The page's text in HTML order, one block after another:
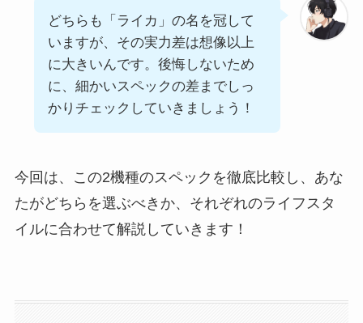
どちらも「ライカ」の名を冠して
いますが、その実力差は想像以上
に大きいんです。後悔しないため
に、細かいスペックの差までしっ
かりチェックしていきましょう！
今回は、この2機種のスペックを徹底比較し、あな
たがどちらを選ぶべきか、それぞれのライフスタ
イルに合わせて解説していきます！